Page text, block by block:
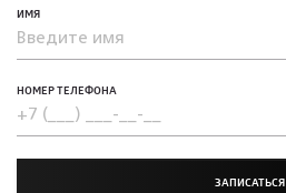
ИМЯ
НОМЕР ТЕЛЕФОНА
ЗАПИСАТЬСЯ